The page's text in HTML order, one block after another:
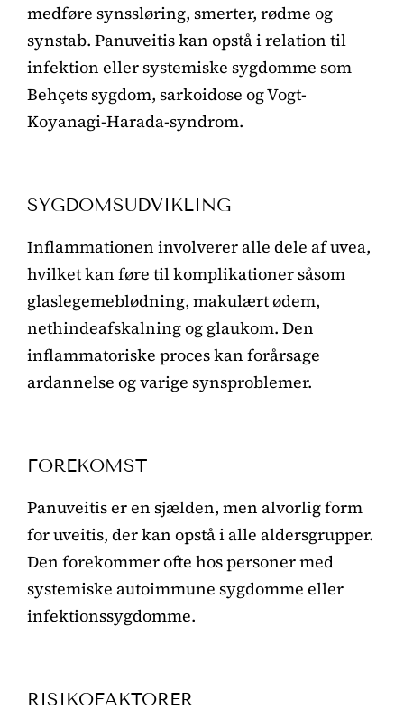
medføre synssløring, smerter, rødme og
synstab. Panuveitis kan opstå i relation til
infektion eller systemiske sygdomme som
Behçets sygdom, sarkoidose og Vogt-
Koyanagi-Harada-syndrom.
SYGDOMSUDVIKLING
Inflammationen involverer alle dele af uvea,
hvilket kan føre til komplikationer såsom
glaslegemeblødning, makulært ødem,
nethindeafskalning og glaukom. Den
inflammatoriske proces kan forårsage
ardannelse og varige synsproblemer.
FOREKOMST
Panuveitis er en sjælden, men alvorlig form
for uveitis, der kan opstå i alle aldersgrupper.
Den forekommer ofte hos personer med
systemiske autoimmune sygdomme eller
infektionssygdomme.
RISIKOFAKTORER